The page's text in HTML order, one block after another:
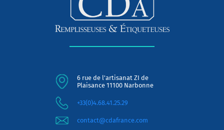
6 rue de l'artisanat ZI de
Plaisance 11100 Narbonne
+33(0)4.68.41.25.29
contact@cdafrance.com